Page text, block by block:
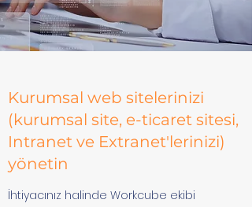
Kurumsal web sitelerinizi
(kurumsal site, e-ticaret sitesi,
Intranet ve Extranet'lerinizi)
yönetin
İhtiyacınız halinde Workcube ekibi